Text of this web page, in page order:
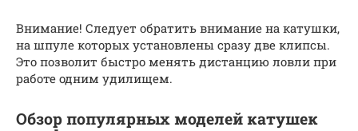
Внимание! Следует обратить внимание на катушки,
на шпуле которых установлены сразу две клипсы.
Это позволит быстро менять дистанцию ловли при
работе одним удилищем.
Обзор популярных моделей катушек